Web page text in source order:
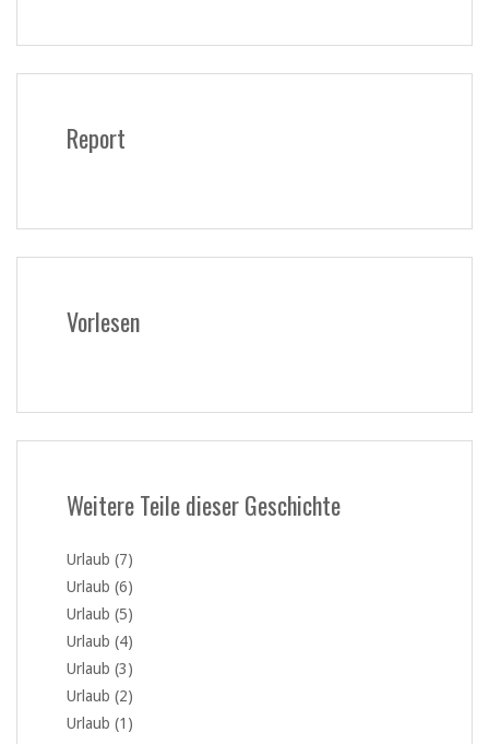
Report
Vorlesen
Weitere Teile dieser Geschichte
Urlaub (7)
Urlaub (6)
Urlaub (5)
Urlaub (4)
Urlaub (3)
Urlaub (2)
Urlaub (1)